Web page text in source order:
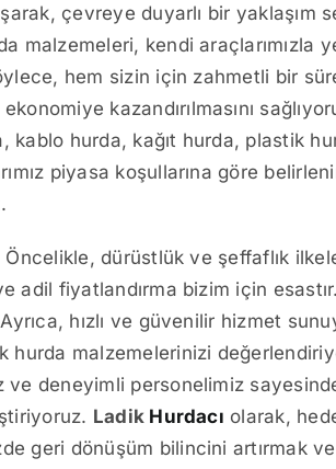
çevreye duyarlı bir yaklaşım
malzemeleri, kendi araçlarımızla
hem sizin için zahmetli bir
kazandırılmasını
kablo hurda, kağıt hurda, plastik
piyasa koşullarına göre
dürüstlük ve şeffaflık
adil fiyatlandırma bizim için
hızlı ve güvenilir hizmet
hurda malzemelerinizi
ve deneyimli personelimiz
Ladik Hurdacı olarak,
geri dönüşüm bilincini artırmak